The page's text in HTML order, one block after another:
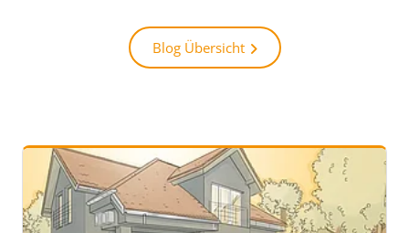
Blog Übersicht